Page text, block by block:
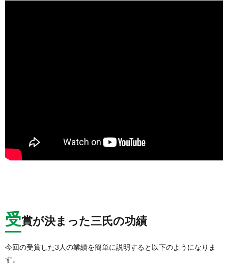
受賞が決まった三氏の功績
今回の受賞した3人の業績を簡単に説明すると以下のようになりま
す。